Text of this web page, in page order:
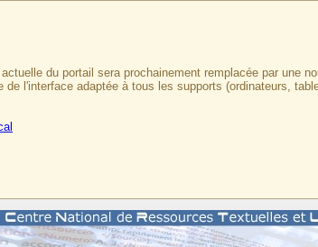
du portail sera prochainement remplacée par une
de l'interface adaptée à tous les supports (ordinateurs,